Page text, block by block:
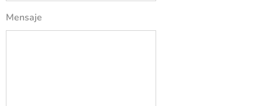
Mensaje